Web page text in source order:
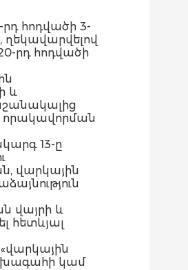
հոդվածի 3-
րդ հոդվածի
և
որակավորման
13-ը
վարկային
վայրի և
հետևյալ
կամ